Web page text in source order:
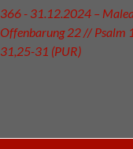
366 - 31.12.2024 –
Offenbarung 22 // Psalm
31,25-31 (PUR)